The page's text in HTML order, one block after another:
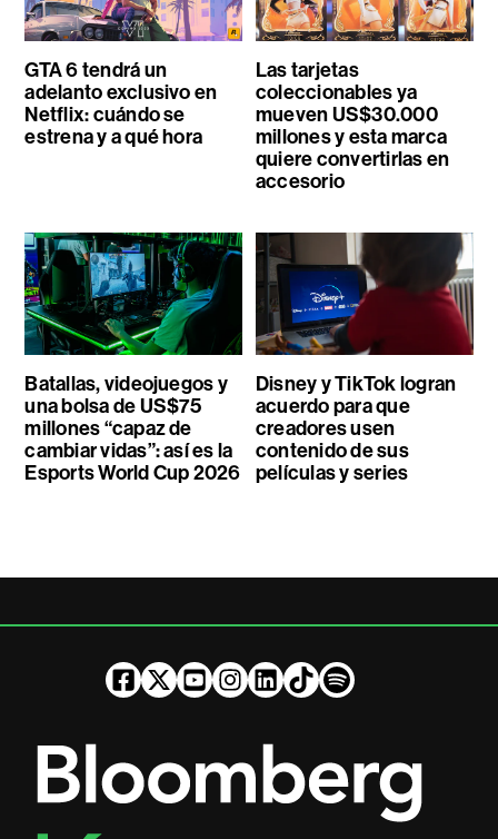
GTA 6 tendrá un
adelanto exclusivo en
Netflix: cuándo se
estrena y a qué hora
Las tarjetas
coleccionables ya
mueven US$30.000
millones y esta marca
quiere convertirlas en
accesorio
Batallas, videojuegos y
una bolsa de US$75
millones “capaz de
cambiar vidas”: así es la
Esports World Cup 2026
Disney y TikTok logran
acuerdo para que
creadores usen
contenido de sus
películas y series